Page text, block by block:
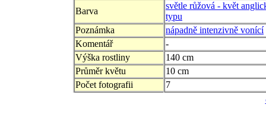
Barva
světle růžová - květ
typu
Poznámka
nápadně intenzivně vonící
Komentář
-
Výška rostliny
140 cm
Průměr květu
10 cm
Počet fotografii
7